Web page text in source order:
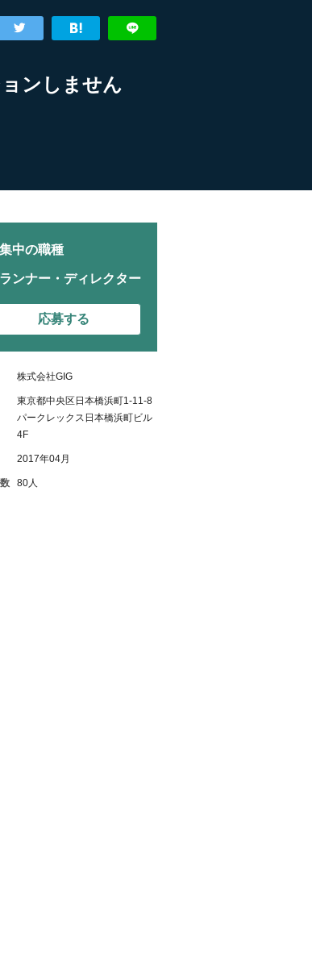
ンしません
中の職種
ンナー・ディレクター
応募する
株式会社GIG
東京都中央区日本橋浜町1-11-8
パークレックス日本橋浜町ビル
4F
2017年04月
80人